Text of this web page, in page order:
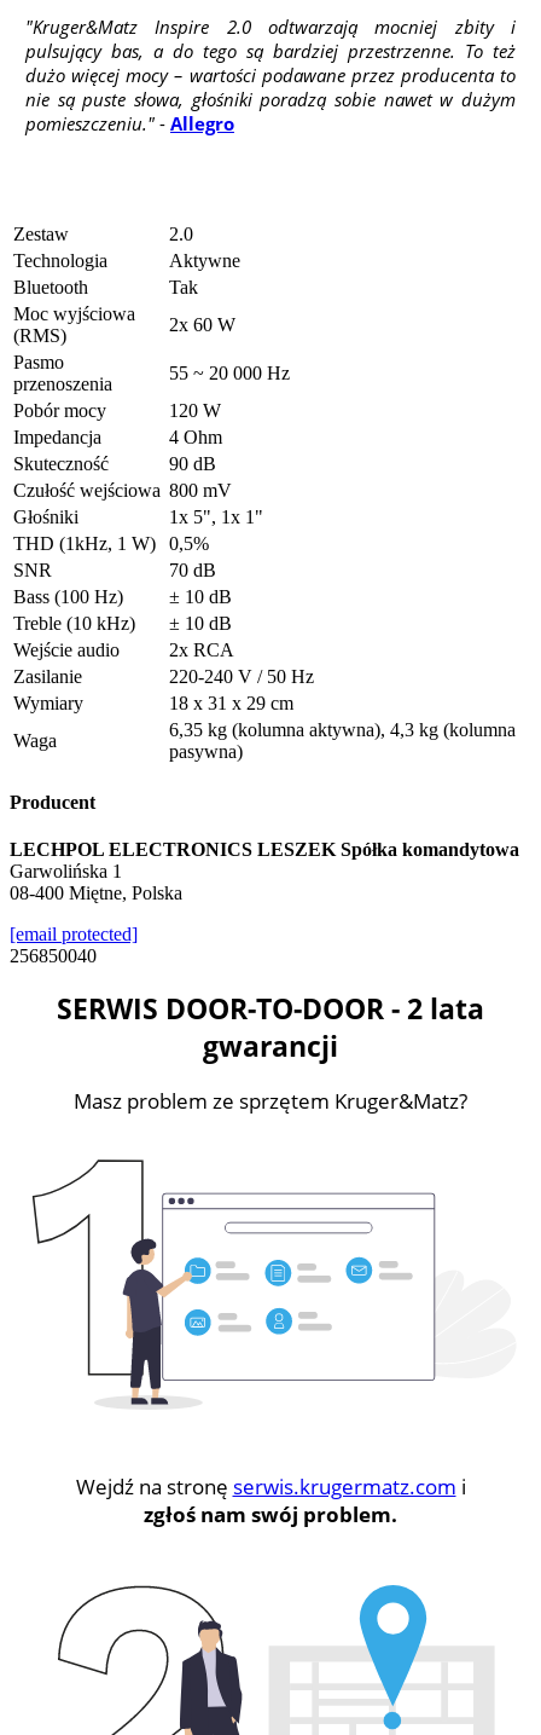
"Kruger&Matz Inspire 2.0 odtwarzają mocniej zbity i
pulsujący bas, a do tego są bardziej przestrzenne. To też
dużo więcej mocy – wartości podawane przez producenta to
nie są puste słowa, głośniki poradzą sobie nawet w dużym
pomieszczeniu." - Allegro
Zestaw
2.0
Technologia
Aktywne
Bluetooth
Tak
Moc wyjściowa
(RMS)
2x 60 W
Pasmo
przenoszenia
55 ~ 20 000 Hz
Pobór mocy
120 W
Impedancja
4 Ohm
Skuteczność
90 dB
Czułość wejściowa 800 mV
Głośniki
1x 5", 1x 1"
THD (1kHz, 1 W)
0,5%
SNR
70 dB
Bass (100 Hz)
± 10 dB
Treble (10 kHz)
± 10 dB
Wejście audio
2x RCA
Zasilanie
220-240 V / 50 Hz
Wymiary
18 x 31 x 29 cm
Waga
6,35 kg (kolumna aktywna), 4,3 kg (kolumna
pasywna)
Producent
LECHPOL ELECTRONICS LESZEK Spółka komandytowa
Garwolińska 1
08-400 Miętne, Polska
[email protected]
256850040
SERWIS DOOR-TO-DOOR - 2 lata
gwarancji
Masz problem ze sprzętem Kruger&Matz?
Wejdź na stronę serwis.krugermatz.com i
zgłoś nam swój problem.